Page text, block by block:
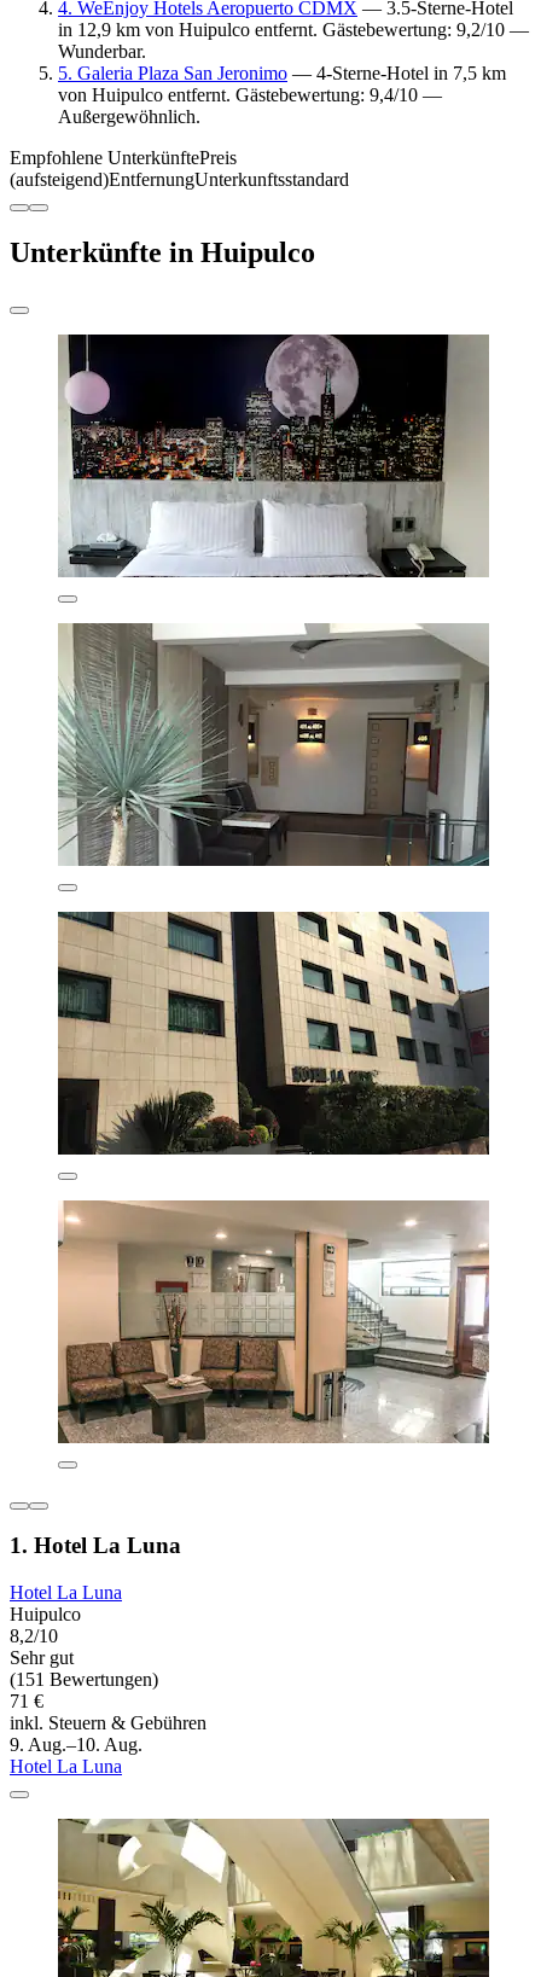
4. WeEnjoy Hotels Aeropuerto CDMX — 3.5-Sterne-Hotel
in 12,9 km von Huipulco entfernt. Gästebewertung: 9,2/10 —
Wunderbar.
5. Galeria Plaza San Jeronimo — 4-Sterne-Hotel in 7,5 km
von Huipulco entfernt. Gästebewertung: 9,4/10 —
Außergewöhnlich.
Empfohlene UnterkünftePreis
(aufsteigend)EntfernungUnterkunftsstandard
Unterkünfte in Huipulco
1. Hotel La Luna
Hotel La Luna
Huipulco
8,2/10
Sehr gut
(151 Bewertungen)
71 €
inkl. Steuern & Gebühren
9. Aug.–10. Aug.
Hotel La Luna